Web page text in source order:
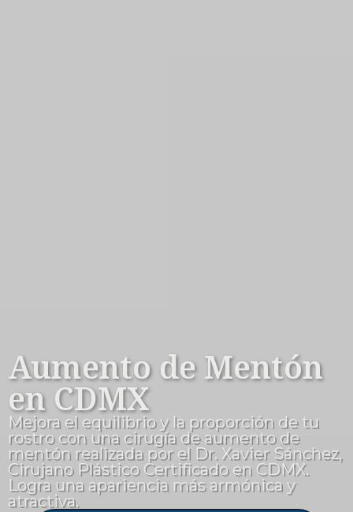
Aumento de Mentón
en CDMX
Mejora el equilibrio y la proporción de tu
rostro con una cirugía de aumento de
mentón realizada por el Dr. Xavier Sánchez,
Cirujano Plástico Certificado en CDMX.
Logra una apariencia más armónica y
atractiva.